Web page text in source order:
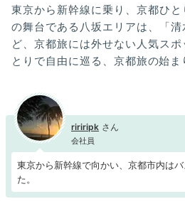
東京から新幹線に乗り、京都ひ
の舞台である八坂エリアは、「
ど、京都旅には外せない人気ス
とりで自由に巡る、京都旅の始ま
ririripk
会社員
東京から新幹線で向かい、京都市内は
た。